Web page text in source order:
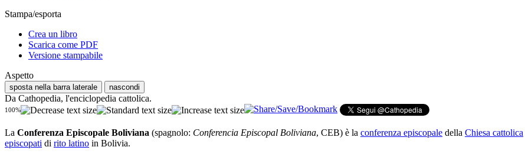
Stampa/esporta
Crea un libro
Scarica come PDF
Versione stampabile
Aspetto
sposta nella barra laterale nascondi
Da Cathopedia, l'enciclopedia cattolica.
100%
La Conferenza Episcopale Boliviana (spagnolo: Conferencia Episcopal Boliviana, CEB) è la conferenza episcopale della Chiesa cattolica
episcopati di rito latino in Bolivia.